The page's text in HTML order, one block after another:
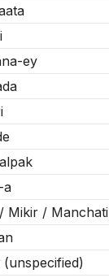
ey
a
Mikir / Manchati
(unspecified)